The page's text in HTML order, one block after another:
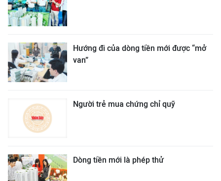
Hướng đi của dòng tiền mới được “mở
van”
Người trẻ mua chứng chỉ quỹ
Dòng tiền mới là phép thử